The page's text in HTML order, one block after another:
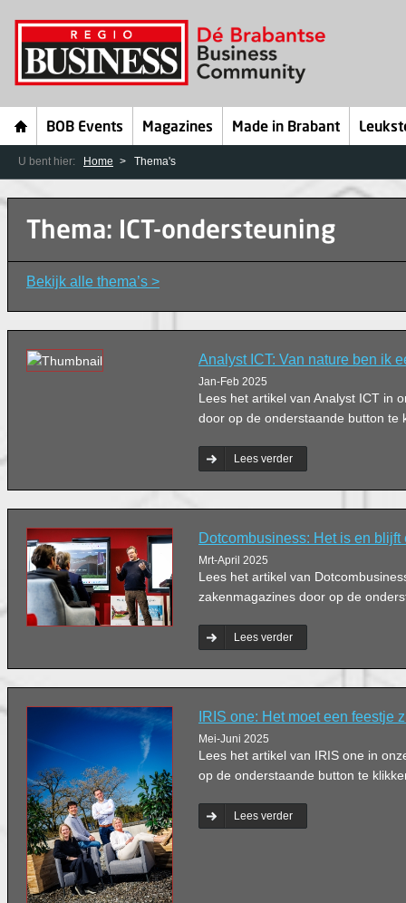
BOB Events Magazines Made in Brabant
U bent hier: Home Thema's
Thema: ICT-ondersteuning
Bekijk alle thema’s >
Analyst ICT: Van nature ben ik
Jan-Feb 2025
Lees het artikel van Analyst ICT in
door op de onderstaande button te
Lees verder
Dotcombusiness: Het is en
Mrt-April 2025
Lees het artikel van
zakenmagazines door op de
Lees verder
IRIS one: Het moet een feestje
Mei-Juni 2025
Lees het artikel van IRIS one in
op de onderstaande button te
Lees verder